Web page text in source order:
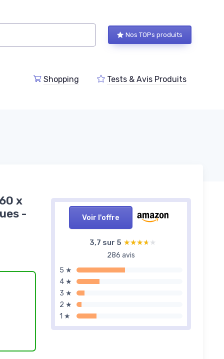
Nos TOPs produits
Shopping Tests & Avis Produits
Voir l'offre
3,7 sur 5 ★★★★★
★★★★★
286 avis
5 ★
4 ★
3 ★
2 ★
1 ★
x
-